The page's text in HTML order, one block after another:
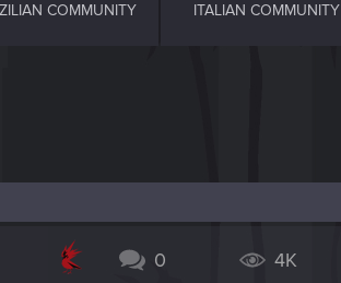
COMMUNITY ITALIAN COMMUNITY
0 4K